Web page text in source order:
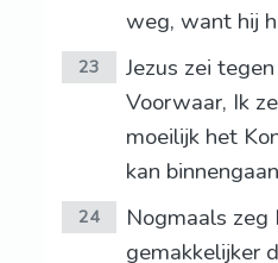
weg, want hij
23
Jezus zei
Voorwaar, Ik
moeilijk het
kan
24
Nogmaals zeg
gemakkelijker